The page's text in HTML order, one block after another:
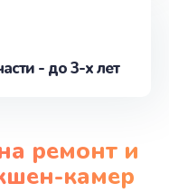
- до 3-х лет
ремонт и
камер